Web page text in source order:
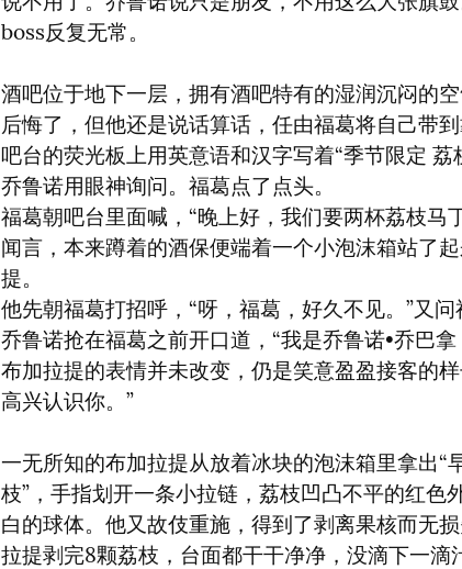
boss反复无常。
酒吧位于地下一层，拥有酒吧特有的湿润沉闷的
后悔了，但他还是说话算话，任由福葛将自己带到
吧台的荧光板上用英意语和汉字写着“季节限定 荔
乔鲁诺用眼神询问。福葛点了点头。
福葛朝吧台里面喊，“晚上好，我们要两杯荔枝马
闻言，本来蹲着的酒保便端着一个小泡沫箱站了
提。
他先朝福葛打招呼，“呀，福葛，好久不见。”又问
乔鲁诺抢在福葛之前开口道，“我是乔鲁诺•乔巴
布加拉提的表情并未改变，仍是笑意盈盈接客的
高兴认识你。”
一无所知的布加拉提从放着冰块的泡沫箱里拿出“
枝”，手指划开一条小拉链，荔枝凹凸不平的红色
白的球体。他又故伎重施，得到了剥离果核而无
拉提剥完8颗荔枝，台面都干干净净，没滴下一滴